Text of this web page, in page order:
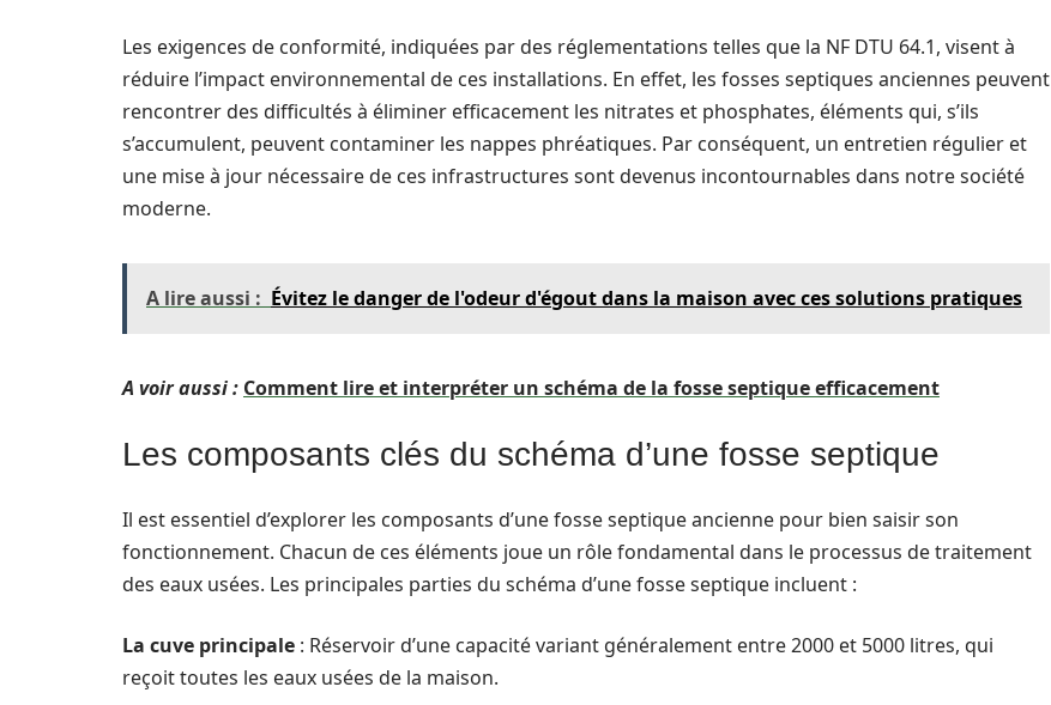
Les exigences de conformité, indiquées par des réglementations telles que la NF DTU 64.1, visent à
réduire l’impact environnemental de ces installations. En effet, les fosses septiques anciennes peuvent
rencontrer des difficultés à éliminer efficacement les nitrates et phosphates, éléments qui, s’ils
s’accumulent, peuvent contaminer les nappes phréatiques. Par conséquent, un entretien régulier et
une mise à jour nécessaire de ces infrastructures sont devenus incontournables dans notre société
moderne.
A lire aussi : Évitez le danger de l'odeur d'égout dans la maison avec ces solutions pratiques
A voir aussi : Comment lire et interpréter un schéma de la fosse septique efficacement
Les composants clés du schéma d’une fosse septique
Il est essentiel d’explorer les composants d’une fosse septique ancienne pour bien saisir son
fonctionnement. Chacun de ces éléments joue un rôle fondamental dans le processus de traitement
des eaux usées. Les principales parties du schéma d’une fosse septique incluent :
La cuve principale : Réservoir d’une capacité variant généralement entre 2000 et 5000 litres, qui
reçoit toutes les eaux usées de la maison.